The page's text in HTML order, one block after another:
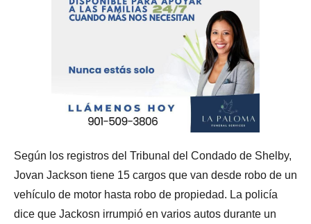
Según los registros del Tribunal del Condado de Shelby,
Jovan Jackson tiene 15 cargos que van desde robo de un
vehículo de motor hasta robo de propiedad. La policía
dice que Jackosn irrumpió en varios autos durante un